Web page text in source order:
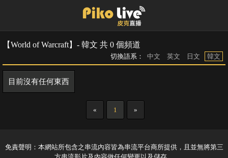
【World of Warcraft】- 韓文 共 0 個頻道
切換語系： 中文 英文 日文 韓文
目前沒有任何東西
« 1 »
免責聲明：本網站所包含之串流內容皆為串流平台商所提供，且並無將第三